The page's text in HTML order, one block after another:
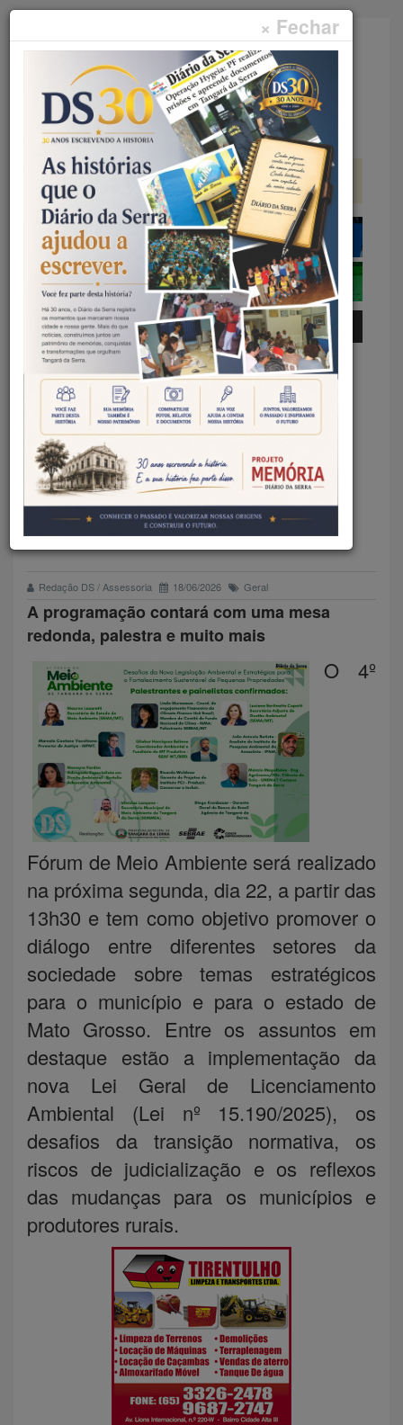
× Fechar
Faça sua pesquisa...
Menu
Início Geral
FÓRUM DE MEIO AMBIENTE
TRAZ ESPECIALISTAS PARA
DEBATER O
FUTURO SUSTENTÁVEL DAS
PEQUENAS PROPRIEDADES
Redação DS / Assessoria 18/06/2026 Geral
A programação contará com uma mesa
redonda, palestra e muito mais
O 4º
Fórum de Meio Ambiente será realizado
na próxima segunda, dia 22, a partir das
13h30 e tem como objetivo promover o
diálogo entre diferentes setores da
sociedade sobre temas estratégicos
para o município e para o estado de
Mato Grosso. Entre os assuntos em
destaque estão a implementação da
nova Lei Geral de Licenciamento
Ambiental (Lei nº 15.190/2025), os
desafios da transição normativa, os
riscos de judicialização e os reflexos
das mudanças para os municípios e
produtores rurais.